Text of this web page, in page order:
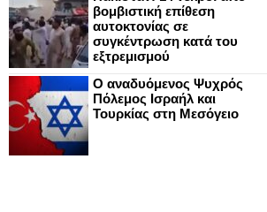
βομβιστική επίθεση
αυτοκτονίας σε
συγκέντρωση κατά του
εξτρεμισμού
Ο αναδυόμενος Ψυχρός
Πόλεμος Ισραήλ και
Τουρκίας στη Μεσόγειο